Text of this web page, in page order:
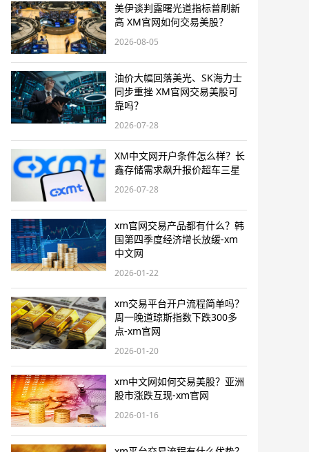
美伊谈判露曙光道指标普刷新
高 XM官网如何交易美股？
2026-08-05
油价大幅回落美光、SK海力士
同步重挫 XM官网交易美股可
靠吗？
2026-07-28
XM中文网开户条件怎么样？长
鑫存储需求飙升报价超车三星
2026-07-28
xm官网交易产品都有什么？韩
国第四季度经济增长放缓-xm
中文网
2026-01-22
xm交易平台开户流程简单吗？
周一晚道琼斯指数下跌300多
点-xm官网
2026-01-20
xm中文网如何交易美股？亚洲
股市涨跌互现-xm官网
2026-01-16